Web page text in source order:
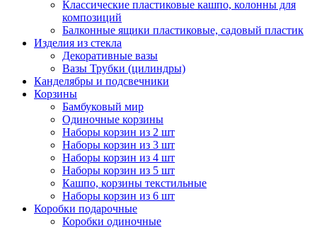
Классические пластиковые кашпо, колонны для
композиций
Балконные ящики пластиковые, садовый пластик
Изделия из стекла
Декоративные вазы
Вазы Трубки (цилиндры)
Канделябры и подсвечники
Корзины
Бамбуковый мир
Одиночные корзины
Наборы корзин из 2 шт
Наборы корзин из 3 шт
Наборы корзин из 4 шт
Наборы корзин из 5 шт
Кашпо, корзины текстильные
Наборы корзин из 6 шт
Коробки подарочные
Коробки одиночные